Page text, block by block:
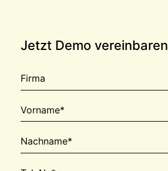
Jetzt Demo vereinbaren